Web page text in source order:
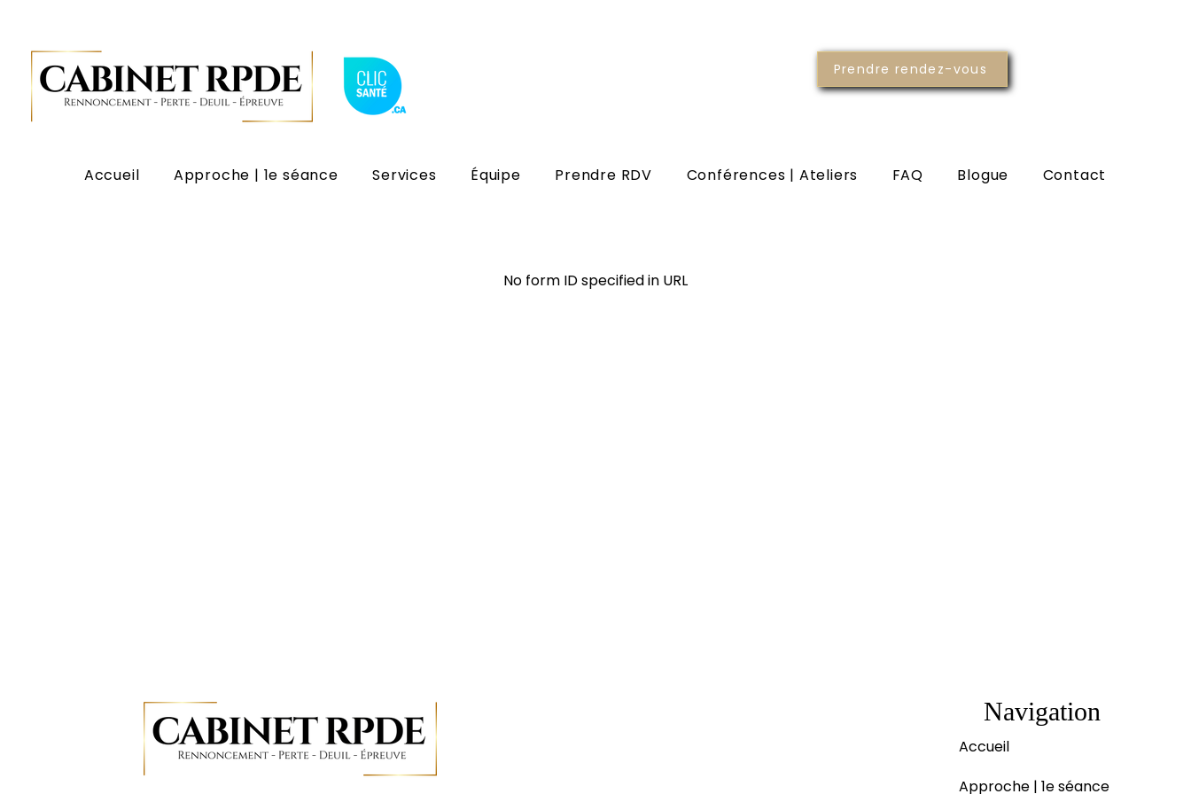
Prendre rendez-vous
Accueil Approche | 1e séance Services Équipe Prendre RDV Conférences | Ateliers FAQ Blogue Contact
No form ID specified in URL
Navigation
Accueil
Approche | 1e séance